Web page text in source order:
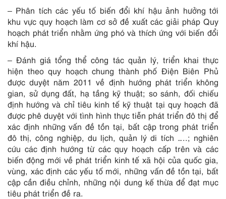
– Phân tích các yếu tố biến đổi khí hậu ảnh hưởng tới
khu vực quy hoạch làm cơ sở đề xuất các giải pháp Quy
hoạch phát triển nhằm ứng phó và thích ứng với biến đổi
khí hậu.
– Đánh giá tổng thể công tác quản lý, triển khai thực
hiện theo quy hoạch chung thành phố Điện Biên Phủ
được duyệt năm 2011 về định hướng phát triển không
gian, sử dụng đất, hạ tầng kỹ thuật; so sánh, đối chiếu
định hướng và chỉ tiêu kinh tế kỹ thuật tại quy hoạch đã
được phê duyệt với tình hình thực tiễn phát triển đô thị để
xác định những vấn đề tồn tại, bất cập trong phát triển
đô thị, công nghiệp, du lịch, quản lý di tích …..; nghiên
cứu các định hướng từ các quy hoạch cấp trên và các
biến động mới về phát triển kinh tế xã hội của quốc gia,
vùng, xác định các yếu tố mới, những vấn đề tồn tại, bất
cập cần điều chỉnh, những nội dung kế thừa để đạt mục
tiêu phát triển đề ra.